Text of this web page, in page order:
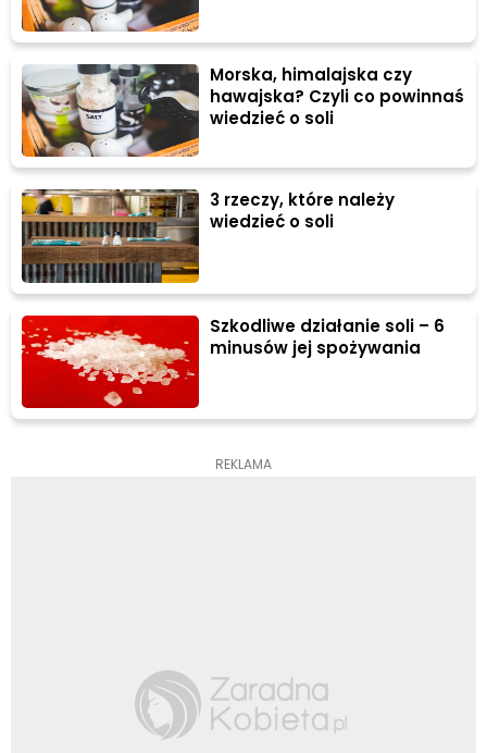
Morska, himalajska czy
hawajska? Czyli co powinnaś
wiedzieć o soli
3 rzeczy, które należy
wiedzieć o soli
Szkodliwe działanie soli – 6
minusów jej spożywania
REKLAMA